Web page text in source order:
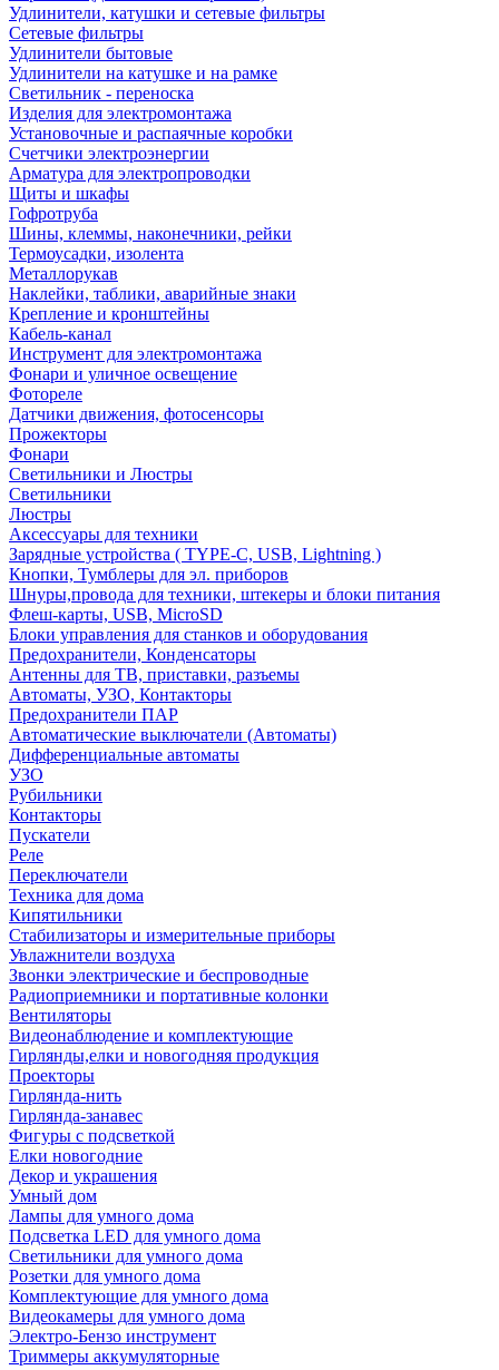
Удлинители, катушки и сетевые фильтры
Сетевые фильтры
Удлинители бытовые
Удлинители на катушке и на рамке
Светильник - переноска
Изделия для электромонтажа
Установочные и распаячные коробки
Счетчики электроэнергии
Арматура для электропроводки
Щиты и шкафы
Гофротруба
Шины, клеммы, наконечники, рейки
Термоусадки, изолента
Металлорукав
Наклейки, таблики, аварийные знаки
Крепление и кронштейны
Кабель-канал
Инструмент для электромонтажа
Фонари и уличное освещение
Фотореле
Датчики движения, фотосенсоры
Прожекторы
Фонари
Светильники и Люстры
Светильники
Люстры
Аксессуары для техники
Зарядные устройства ( TYPE-C, USB, Lightning )
Кнопки, Тумблеры для эл. приборов
Шнуры,провода для техники, штекеры и блоки питания
Флеш-карты, USB, MicroSD
Блоки управления для станков и оборудования
Предохранители, Конденсаторы
Антенны для ТВ, приставки, разъемы
Автоматы, УЗО, Контакторы
Предохранители ПАР
Автоматические выключатели (Автоматы)
Дифференциальные автоматы
УЗО
Рубильники
Контакторы
Пускатели
Реле
Переключатели
Техника для дома
Кипятильники
Стабилизаторы и измерительные приборы
Увлажнители воздуха
Звонки электрические и беспроводные
Радиоприемники и портативные колонки
Вентиляторы
Видеонаблюдение и комплектующие
Гирлянды,елки и новогодняя продукция
Проекторы
Гирлянда-нить
Гирлянда-занавес
Фигуры с подсветкой
Елки новогодние
Декор и украшения
Умный дом
Лампы для умного дома
Подсветка LED для умного дома
Светильники для умного дома
Розетки для умного дома
Комплектующие для умного дома
Видеокамеры для умного дома
Электро-Бензо инструмент
Триммеры аккумуляторные